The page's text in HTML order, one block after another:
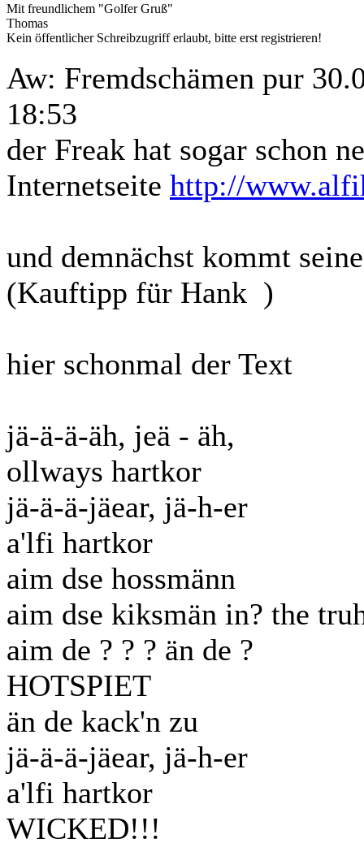
Mit freundlichem "Golfer Gruß"
Thomas
Kein öffentlicher Schreibzugriff erlaubt, bitte erst registrieren!
Aw: Fremdschämen pur
18:53
der Freak hat sogar schon
Internetseite http://
und demnächst kommt
(Kauftipp für Hank )
hier schonmal der Text
jä-ä-ä-äh, jeä - äh,
ollways hartkor
jä-ä-ä-jäear, jä-h-er
a'lfi hartkor
aim dse hossmänn
aim dse kiksmän in? the
aim de ? ? ? än de ?
HOTSPIET
än de kack'n zu
jä-ä-ä-jäear, jä-h-er
a'lfi hartkor
WICKED!!!